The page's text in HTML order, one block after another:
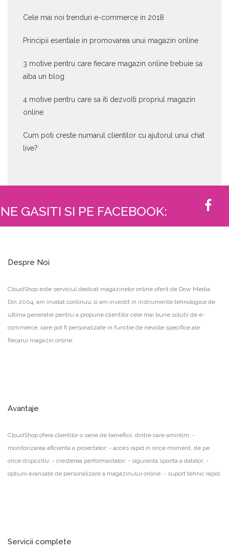
Cele mai noi trenduri e-commerce in 2018
Principii esentiale in promovarea unui magazin online
3 motive pentru care fiecare magazin online trebuie sa
aiba un blog
4 motive pentru care sa iti dezvolti propriul magazin
online
Cum poti creste numarul clientilor cu ajutorul unui chat
live?
NE GASITI SI PE FACEBOOK:
Despre Noi
CloudShop este serviciul dedicat magazinelor online oferit de Dow Media.
Din 2004, am invatat continuu si am investit in instrumente tehnologice de
ultima generatie pentru a propune clientilor cele mai bune solutii de e-
commerce, care pot fi personalizate in functie de nevoile specifice ale
fiecarui magazin online.
Avantaje
CloudShop ofera clientilor o serie de beneficii, dintre care amintim: -
monitorizarea eficienta a proiectelor; - acces rapid in orice moment, de pe
orice dispozitiv; - cresterea performantelor; - siguranta sporita a datelor; -
optiuni avansate de personalizare a magazinului online; - suport tehnic rapid.
Servicii complete